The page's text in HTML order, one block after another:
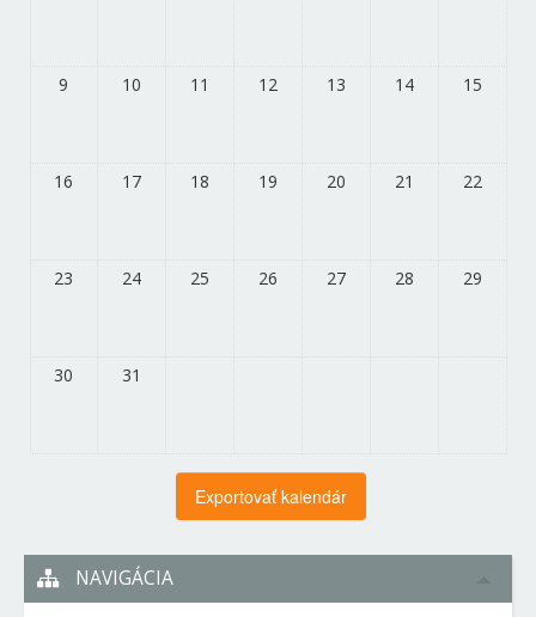
9 10 11 12 13 14 15
16 17 18 19 20 21 22
23 24 25 26 27 28 29
30 31
NAVIGÁCIA